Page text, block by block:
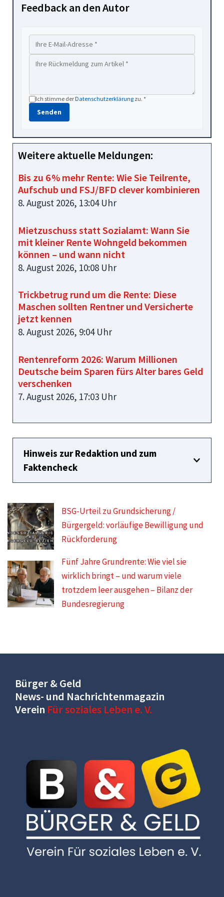
Feedback an den Autor
Ich stimme derDatenschutzerklärung zu. *
Senden
Weitere aktuelle Meldungen:
Bis zu 6 % mehr Rente: Wie Sie Teilrente,
Aufschub und FSJ/BFD clever kombinieren
8. August 2026, 13:04 Uhr
Mietzuschuss statt Sozialamt: Wann Sie
mit kleiner Rente Wohngeld bekommen
können – und wann nicht
8. August 2026, 10:08 Uhr
Trickbetrug rund um die Rente: Diese
Maschen sollten Rentner und Versicherte
jetzt kennen
8. August 2026, 9:04 Uhr
Rentenreform 2026: Warum Millionen
Deutsche beim Sparen fürs Alter bares Geld
verschenken
7. August 2026, 17:03 Uhr
Hinweis zur Redaktion und zum
Faktencheck
BSG-Urteil zu Grundsicherung /
Bürgergeld: vorläufige Bewilligung und
Rückforderung
Fünf Jahre Grundrente: Wie viel sie
wirklich bringt – und warum viele
trotzdem leer ausgehen – Bilanz der
Bundesregierung
Bürger & Geld
News- und Nachrichtenmagazin
Verein Für soziales Leben e. V.